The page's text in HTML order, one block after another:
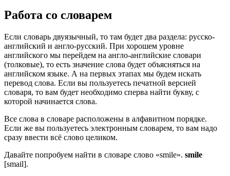
Работа со словарем
Если словарь двуязычный, то там будет два раздела: русско-
английский и англо-русский. При хорошем уровне
английского мы перейдем на англо-английские словари
(толковые), то есть значение слова будет объясняться на
английском языке. А на первых этапах мы будем искать
перевод слова. Если вы пользуетесь печатной версией
словаря, то вам будет необходимо сперва найти букву, с
которой начинается слова.
Все слова в словаре расположены в алфавитном порядке.
Если же вы пользуетесь электронным словарем, то вам надо
сразу ввести всё слово целиком.
Давайте попробуем найти в словаре слово «smile». smile
[smail].